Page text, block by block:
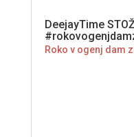
DeejayTime
Roko v ogenj dam